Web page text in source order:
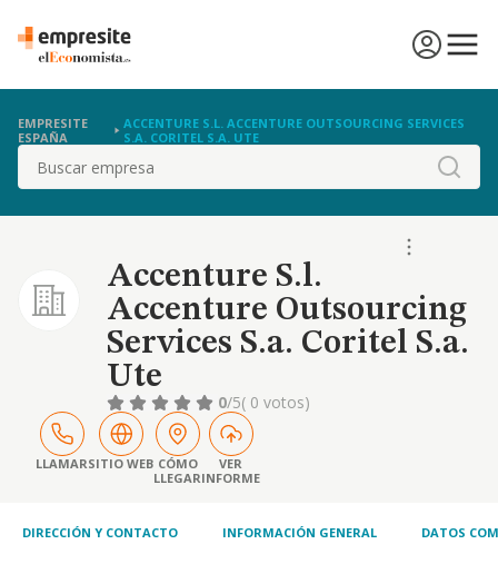
EMPRESITE
ESPAÑA
ACCENTURE S.L. ACCENTURE OUTSOURCING SERVICES
S.A. CORITEL S.A. UTE
Buscar
Accenture S.l.
Accenture Outsourcing
Services S.a. Coritel S.a.
Ute
0/5( 0 votos)
LLAMARSITIO WEB CÓMO
LLEGAR
VER
INFORME
DIRECCIÓN Y CONTACTO INFORMACIÓN GENERAL DATOS